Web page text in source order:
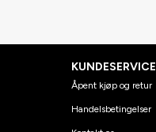
KUNDESERVICE
Åpent kjøp og retur
Handelsbetingelser